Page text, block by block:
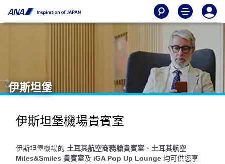
伊斯坦堡
伊斯坦堡機場貴賓室
伊斯坦堡機場的 土耳其航空商務艙貴賓室 、 土耳其航空
Miles&Smiles 貴賓室及 iGA Pop Up Lounge 均可供您享